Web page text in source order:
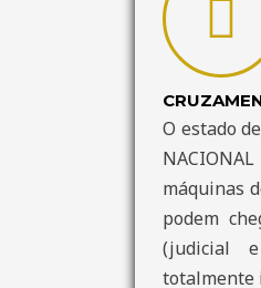
O estado
máquinas
podem
(judicial
totalmente